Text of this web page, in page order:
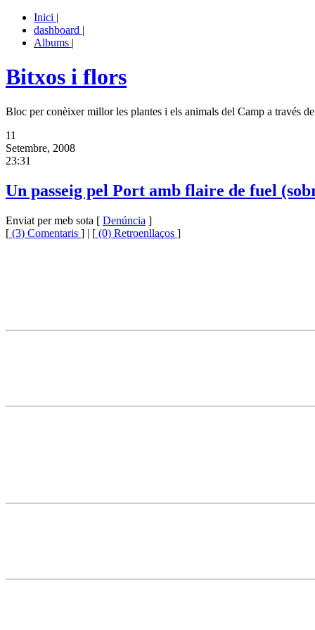
Inici |
dashboard |
Albums |
Bitxos i flors
Bloc per conèixer millor les plantes i els animals del Camp a través
11
Setembre, 2008
23:31
Un passeig pel Port amb flaire de fuel
Enviat per meb sota [ Denúncia ]
[ (3) Comentaris ] | [ (0) Retroenllaços ]